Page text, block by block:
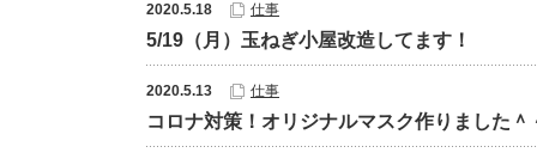
2020.5.18 仕事
5/19（月）玉ねぎ小屋改造してます！
2020.5.13 仕事
コロナ対策！オリジナルマスク作りました＾